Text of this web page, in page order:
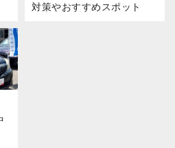
対策やおすすめスポット